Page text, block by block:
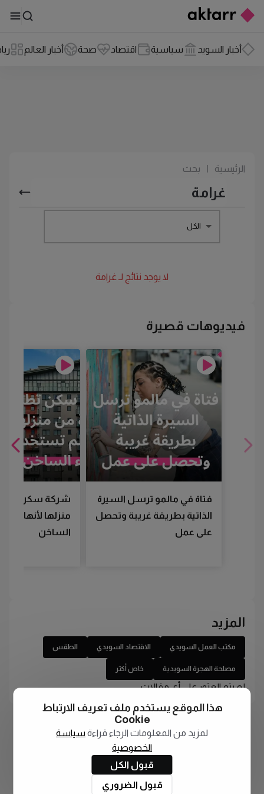
أخبار السويد سياسية اقتصاد صحة أخبار العالم
الرئيسية بحث
الكل
لا يوجد نتائج لـ غرامة
فيديوهات قصيرة
فتاة في مالمو ترسل السيرة
الذاتية بطريقة غريبة وتحصل
على عمل
شركة سكن
منزلها لأنها لم
الساخن
المزيد
مكتب العمل السويدي الاقتصاد السويدي الطقس
مصلحة الهجرة السويدية خاص أكتر
لم يتم العثور على أي مقالات
هذا الموقع يستخدم ملف تعريف الارتباط
Cookie
لمزيد من المعلومات الرجاء قراءة سياسة
الخصوصية
قبول الكل
قبول الضروري